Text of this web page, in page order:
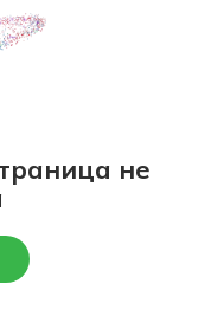
не